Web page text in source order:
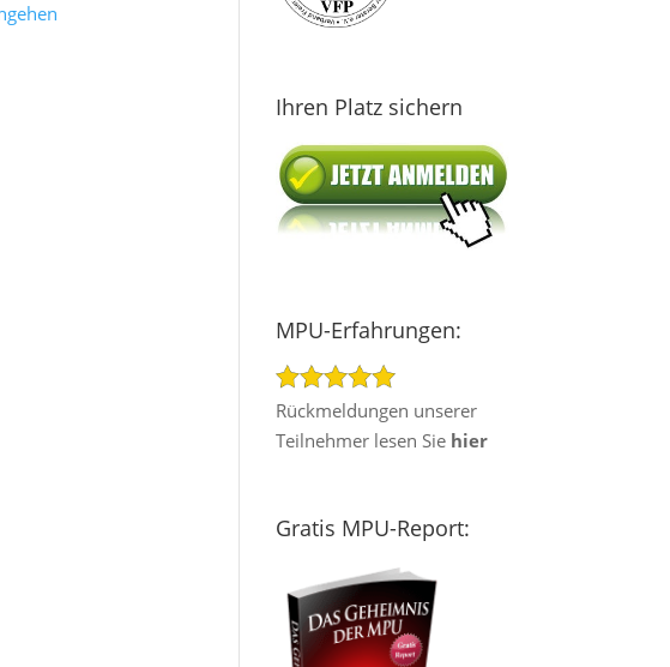
Ihren Platz sichern
MPU-Erfahrungen:
Rückmeldungen unserer
Teilnehmer lesen Sie hier
Gratis MPU-Report: